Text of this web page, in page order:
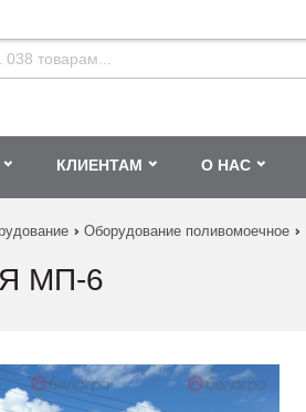
КЛИЕНТАМ О НАС
Оборудование поливомоечное
МП-6